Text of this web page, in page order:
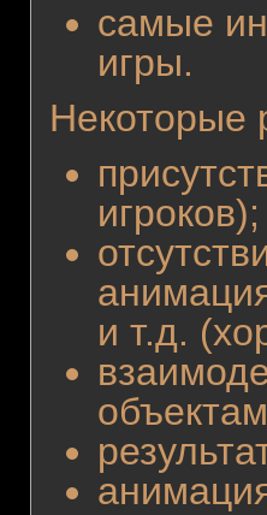
самые
игры.
Некоторые
игроков);
и т.д.